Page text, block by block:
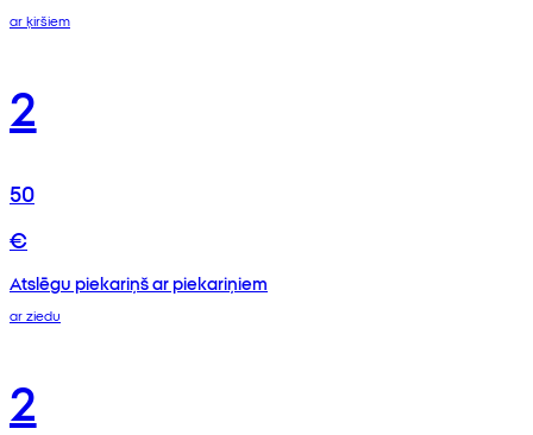
ar ķiršiem
2
50
€
Atslēgu piekariņš ar piekariņiem
ar ziedu
2